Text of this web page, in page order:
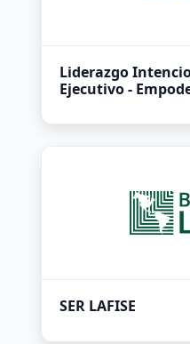
Liderazgo
Ejecutivo -
SER LAFISE